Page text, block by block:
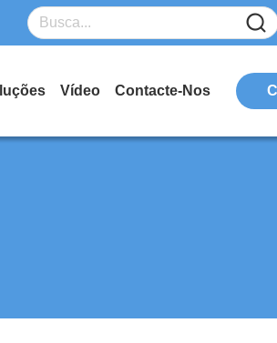
Vídeo Contacte-Nos